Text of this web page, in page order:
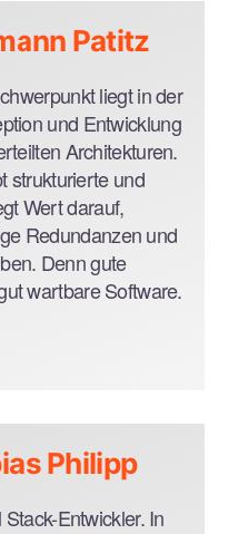
-kommunikation
Kanban)
Patitz
liegt in der
und Entwicklung
Architekturen.
strukturierte und
Wert darauf,
Redundanzen und
Denn gute
wartbare Software.
Philipp
Stack-Entwickler. In